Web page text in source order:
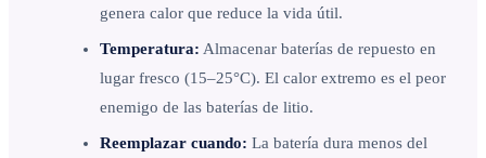
genera calor que reduce la vida útil.
Temperatura: Almacenar baterías de repuesto en
lugar fresco (15–25°C). El calor extremo es el peor
enemigo de las baterías de litio.
Reemplazar cuando: La batería dura menos del